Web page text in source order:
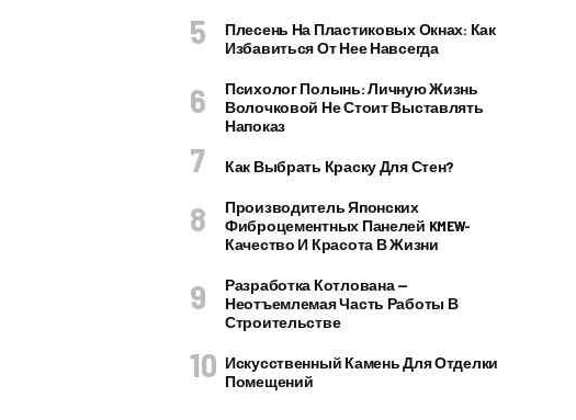
Плесень На Пластиковых Окнах: Как
Избавиться От Нее Навсегда
Психолог Полынь: Личную Жизнь
Волочковой Не Стоит Выставлять
Напоказ
Как Выбрать Краску Для Стен?
Производитель Японских
Фиброцементных Панелей KMEW-
Качество И Красота В Жизни
Разработка Котлована —
Неотъемлемая Часть Работы В
Строительстве
Искусственный Камень Для Отделки
Помещений